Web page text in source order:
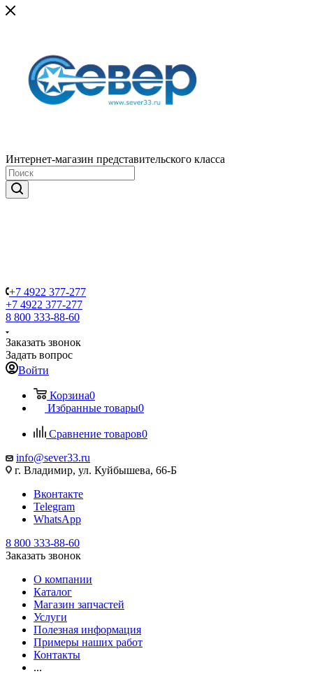
Интернет-магазин представительского класса
+7 4922 377-277
+7 4922 377-277
8 800 333-88-60
Заказать звонок
Задать вопрос
Войти
Корзина0
Избранные товары0
Сравнение товаров0
info@sever33.ru
г. Владимир, ул. Куйбышева, 66-Б
Вконтакте
Telegram
WhatsApp
8 800 333-88-60
Заказать звонок
О компании
Каталог
Магазин запчастей
Услуги
Полезная информация
Примеры наших работ
Контакты
...